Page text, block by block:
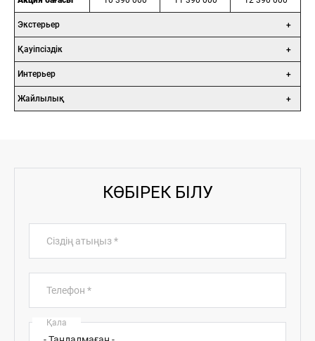
Экстерьер
Қауіпсіздік
Интерьер
Жайлылық
КӨБІРЕК БІЛУ
Сіздің атыңыз*
Телефон *
Қала